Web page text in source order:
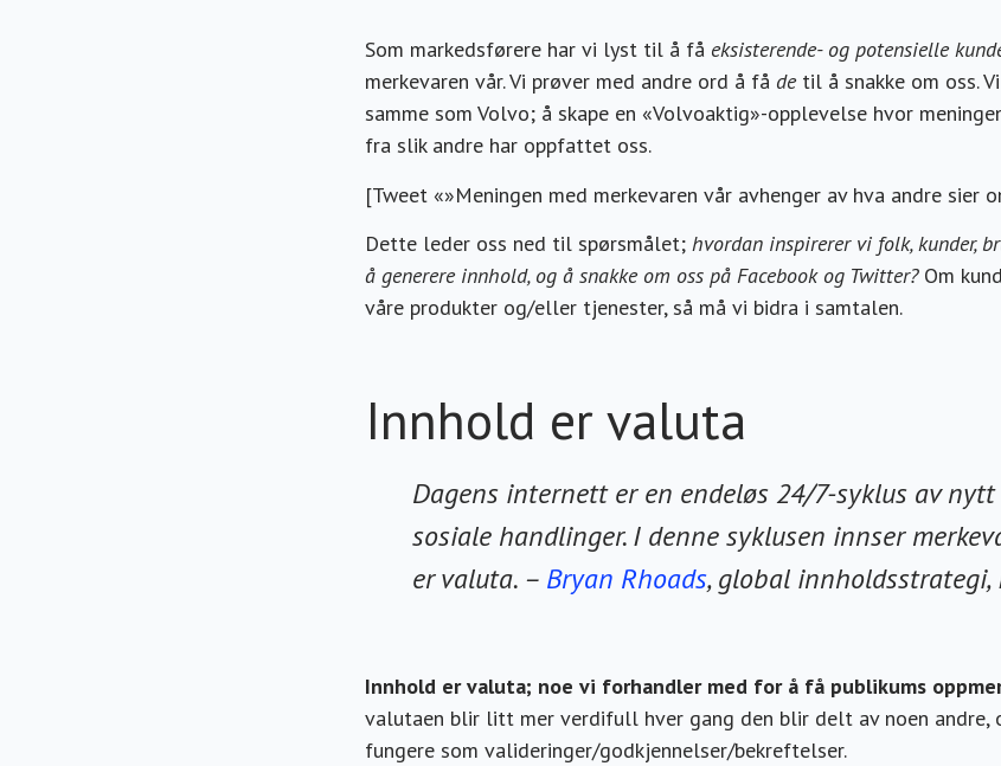
Som markedsførere har vi lyst til å få eksisterende- og potensielle
merkevaren vår. Vi prøver med andre ord å få detil å snakke om oss.
samme som Volvo; å skape en «Volvoaktig»-opplevelse hvor
fra slik andre har oppfattet oss.
[Tweet «»Meningen med merkevaren vår avhenger av hva andre sier
Dette leder oss ned til spørsmålet; hvordan inspirerer vi folk, kunder,
å generere innhold, og å snakke om oss på Facebook og Twitter? Om
våre produkter og/eller tjenester, så må vi bidra i samtalen.
Innhold er valuta
Dagens internett er en endeløs 24/7-syklus av
sosiale handlinger. I denne syklusen innser
er valuta. – Bryan Rhoads, global innholdsstrategi,
Innhold er valuta; noe vi forhandler med for å få publikums
valutaen blir litt mer verdifull hver gang den blir delt av noen andre,
fungere som valideringer/godkjennelser/bekreftelser.